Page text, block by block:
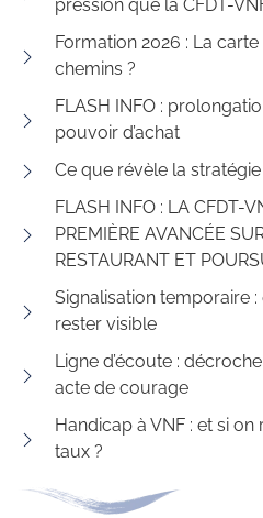
pression que la CFDT-
Formation 2026 : La
chemins ?
FLASH INFO :
pouvoir d’achat
Ce que révèle la
FLASH INFO : LA CFDT-
PREMIÈRE AVANCÉE
RESTAURANT ET
Signalisation temporaire :
rester visible
Ligne d’écoute :
acte de courage
Handicap à VNF : et si
taux ?